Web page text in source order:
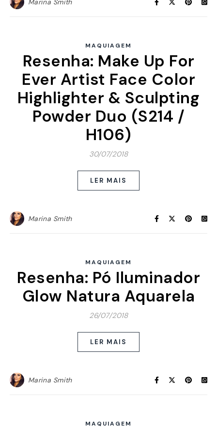
Marina Smith
MAQUIAGEM
Resenha: Make Up For
Ever Artist Face Color
Highlighter & Sculpting
Powder Duo (S214 /
H106)
30/07/2018
LER MAIS
Marina Smith
MAQUIAGEM
Resenha: Pó Iluminador
Glow Natura Aquarela
26/07/2018
LER MAIS
Marina Smith
MAQUIAGEM